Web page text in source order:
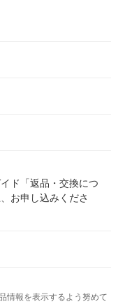
ド「返品・交換につ
お申し込みくださ
情報を表示するよう努めて